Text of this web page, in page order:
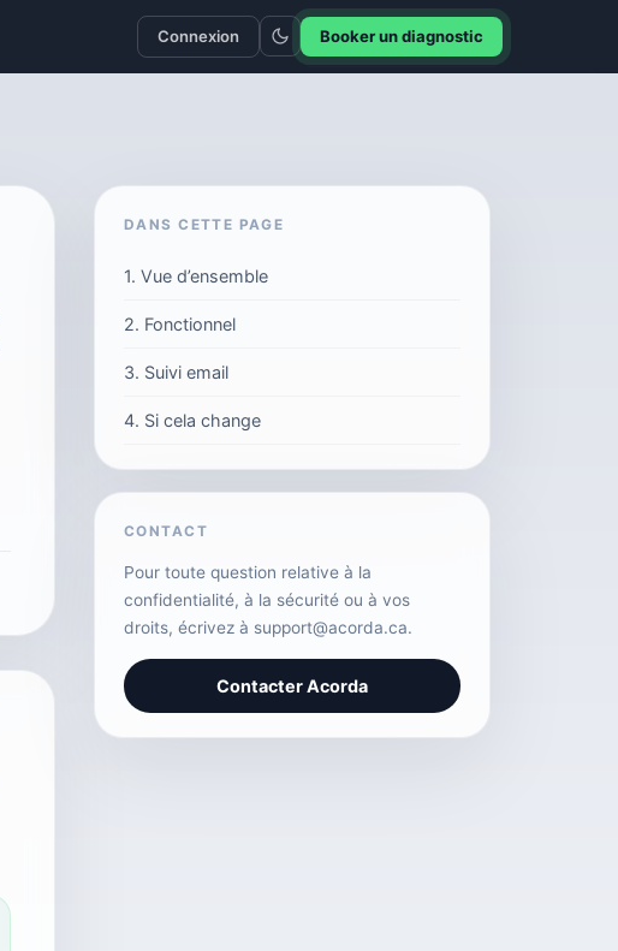
Connexion Booker un diagnostic
DANS CETTE PAGE
1. Vue d’ensemble
2. Fonctionnel
3. Suivi email
4. Si cela change
CONTACT
Pour toute question relative à la
confidentialité, à la sécurité ou à vos
droits, écrivez à support@acorda.ca.
Contacter Acorda